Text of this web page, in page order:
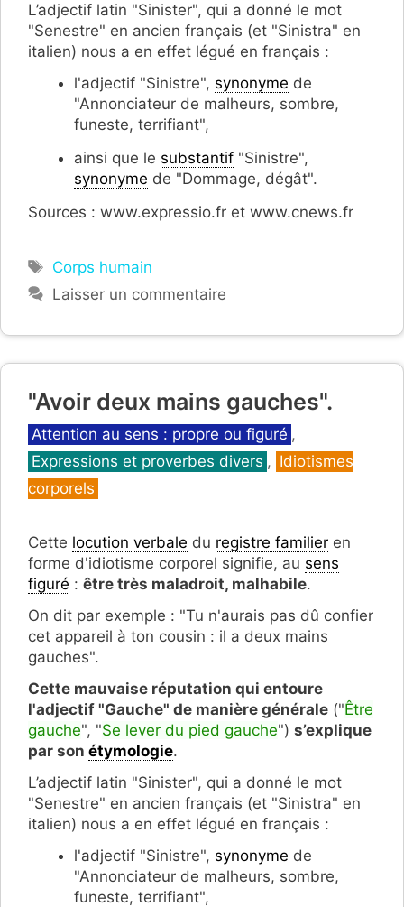
L’adjectif latin "Sinister", qui a donné le mot
"Senestre" en ancien français (et "Sinistra" en
italien) nous a en effet légué en français :
l'adjectif "Sinistre", synonyme de
"Annonciateur de malheurs, sombre,
funeste, terrifiant",
ainsi que le substantif "Sinistre",
synonyme de "Dommage, dégât".
Sources : www.expressio.fr et www.cnews.fr
Étiquettes
Corps humain
Laisser un commentaire
"Avoir deux mains gauches".
Catégories
Attention au sens : propre ou figuré ,
Expressions et proverbes divers , Idiotismes
corporels
Cette locution verbale du registre familier en
forme d'idiotisme corporel signifie, au sens
figuré : être très maladroit, malhabile.
On dit par exemple : "Tu n'aurais pas dû confier
cet appareil à ton cousin : il a deux mains
gauches".
Cette mauvaise réputation qui entoure
l'adjectif "Gauche" de manière générale ("Être
gauche", "Se lever du pied gauche") s’explique
par son étymologie.
L’adjectif latin "Sinister", qui a donné le mot
"Senestre" en ancien français (et "Sinistra" en
italien) nous a en effet légué en français :
l'adjectif "Sinistre", synonyme de
"Annonciateur de malheurs, sombre,
funeste, terrifiant",